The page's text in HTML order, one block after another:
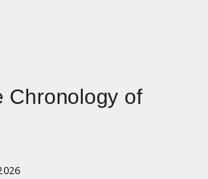
Chronology of